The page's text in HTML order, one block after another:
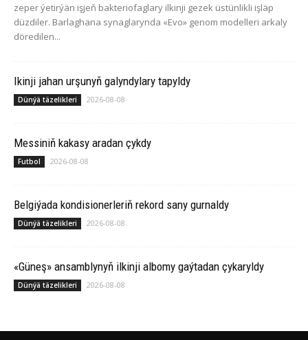
zeper ýetirýän işjeň bakteriofaglary ilkinji gezek üstünlikli işläp
düzdiler. Barlaghana synaglarynda «Evo» genom modelleri arkaly
döredilen...
Ikinji jahan urşunyň galyndylary tapyldy
Dünýä täzelikleri 2026-08-08
Messiniň kakasy aradan çykdy
Futbol 2026-08-08
Belgiýada kondisionerleriň rekord sany gurnaldy
Dünýä täzelikleri 2026-08-08
«Güneş» ansamblynyň ilkinji albomy gaýtadan çykaryldy
Dünýä täzelikleri 2026-08-08